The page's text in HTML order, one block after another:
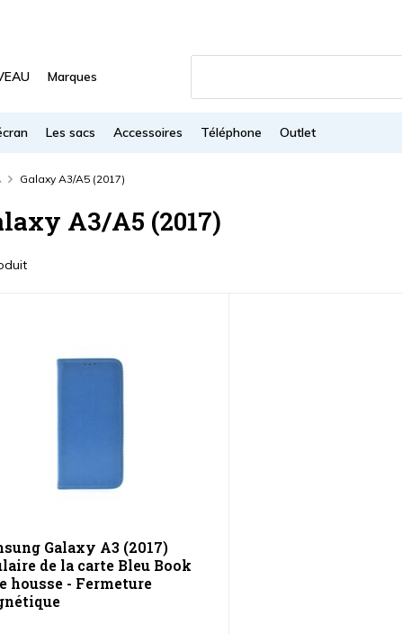
Marques
Les sacs Accessoires Téléphone Outlet
Galaxy A3/A5 (2017)
A3/A5 (2017)
Galaxy A3 (2017)
de la carte Bleu Book
housse - Fermeture